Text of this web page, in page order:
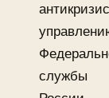
службы